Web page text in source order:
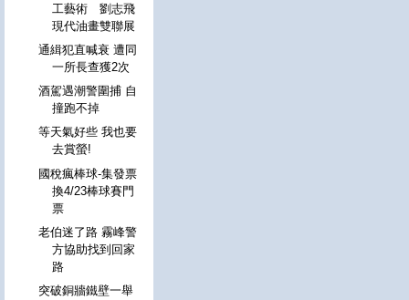
工藝術 劉志飛
現代油畫雙聯展
通緝犯直喊衰 遭同
一所長查獲2次
酒駕遇潮警圍捕 自
撞跑不掉
等天氣好些 我也要
去賞螢!
國稅瘋棒球-集發票
換4/23棒球賽門
票
老伯迷了路 霧峰警
方協助找到回家
路
突破銅牆鐵壁一舉